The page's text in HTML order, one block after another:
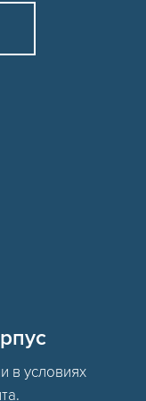
в условиях